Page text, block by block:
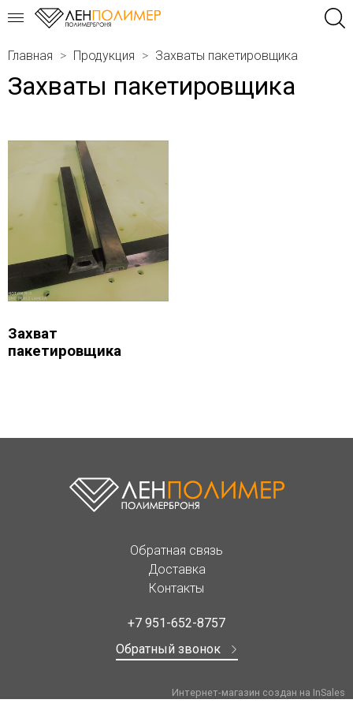
Главная Продукция Захваты пакетировщика
Захваты пакетировщика
Захват
пакетировщика
Обратная связь
Доставка
Контакты
+7 951-652-8757
Обратный звонок
Интернет-магазин создан на InSales